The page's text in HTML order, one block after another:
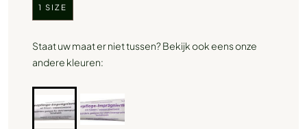
1 SIZE
Staat uw maat er niet tussen? Bekijk ook eens onze
andere kleuren: